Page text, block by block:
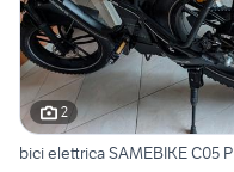
2
bici elettrica SAMEBIKE C05